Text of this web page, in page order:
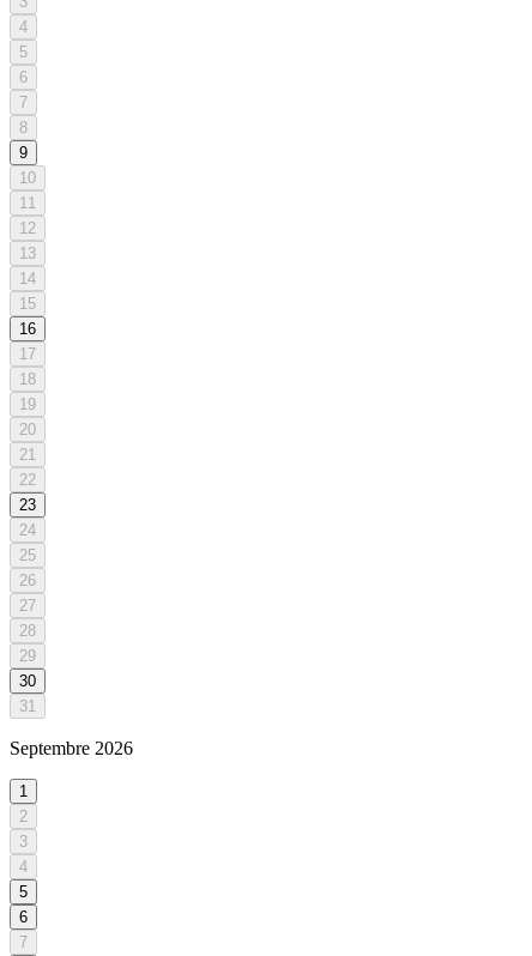
4
5
6
7
8
9
10
11
12
13
14
15
16
17
18
19
20
21
22
23
24
25
26
27
28
29
30
31
Septembre 2026
1
2
3
4
5
6
7